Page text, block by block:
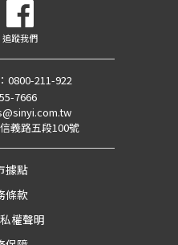
追蹤我們
0800-211-922
7666
義路五段100號
據點
條款
權聲明